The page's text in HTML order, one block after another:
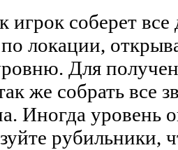
игрок соберет
локации,
Для
же собрать все
Иногда уровень
рубильники,